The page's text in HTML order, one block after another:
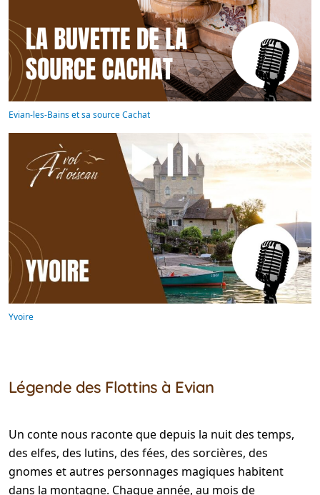
Evian-les-Bains et sa source Cachat
Yvoire
Légende des Flottins à Evian
Un conte nous raconte que depuis la nuit des temps,
des elfes, des lutins, des fées, des sorcières, des
gnomes et autres personnages magiques habitent
dans la montagne. Chaque année, au mois de